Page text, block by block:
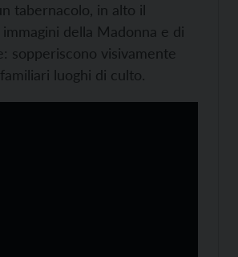
tabernacolo, in alto il
della Madonna e di
sopperiscono visivamente
luoghi di culto.